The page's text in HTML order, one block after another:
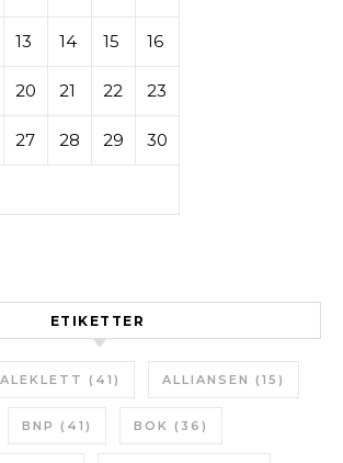
13 14 15 16
20 21 22 23
27 28 29 30
ETIKETTER
ALEKLETT (41) ALLIANSEN (15)
BNP (41) BOK (36)